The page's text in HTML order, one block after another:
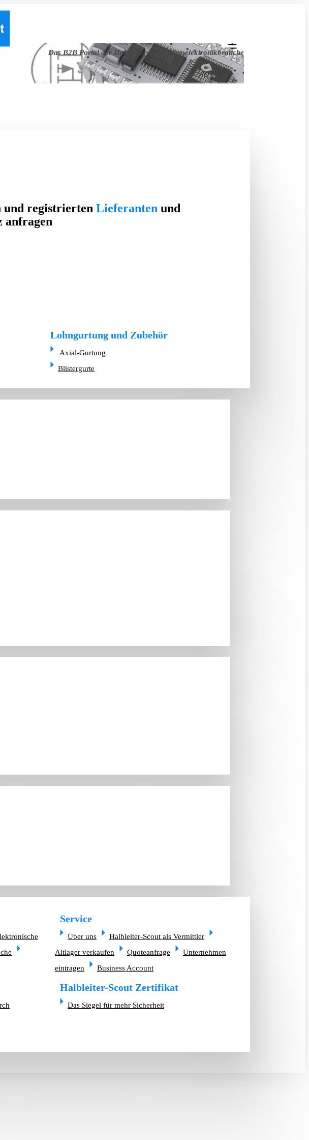
Das B2B Portal der Halbleiter- und Mikroelektronikbranche
und registrierten Lieferanten und
anfragen
Lohngurtung und Zubehör
Axial-Gurtung
Blistergurte
Service
Über uns
Halbleiter-Scout als Vermittler
Altlager verkaufen
Quoteanfrage
Unternehmen
eintragen
Business Account
Halbleiter-Scout Zertifikat
Das Siegel für mehr Sicherheit